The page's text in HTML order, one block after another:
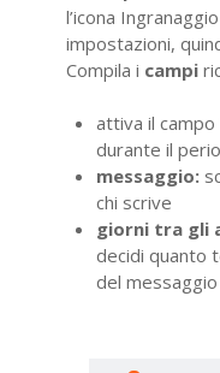
l’icona
impostazioni,
Compila i campi
attiva il campo
durante il
messaggio:
chi scrive
giorni tra gli
decidi quanto
del